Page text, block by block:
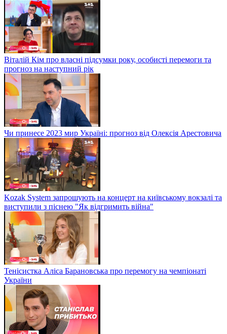
Віталій Кім про власні підсумки року, особисті перемоги та
прогноз на наступний рік
Чи принесе 2023 мир Україні: прогноз від Олексія Арестовича
Kozak System запрошують на концерт на київському вокзалі та
виступили з піснею "Як відгримить війна"
Тенісистка Аліса Барановська про перемогу на чемпіонаті
України